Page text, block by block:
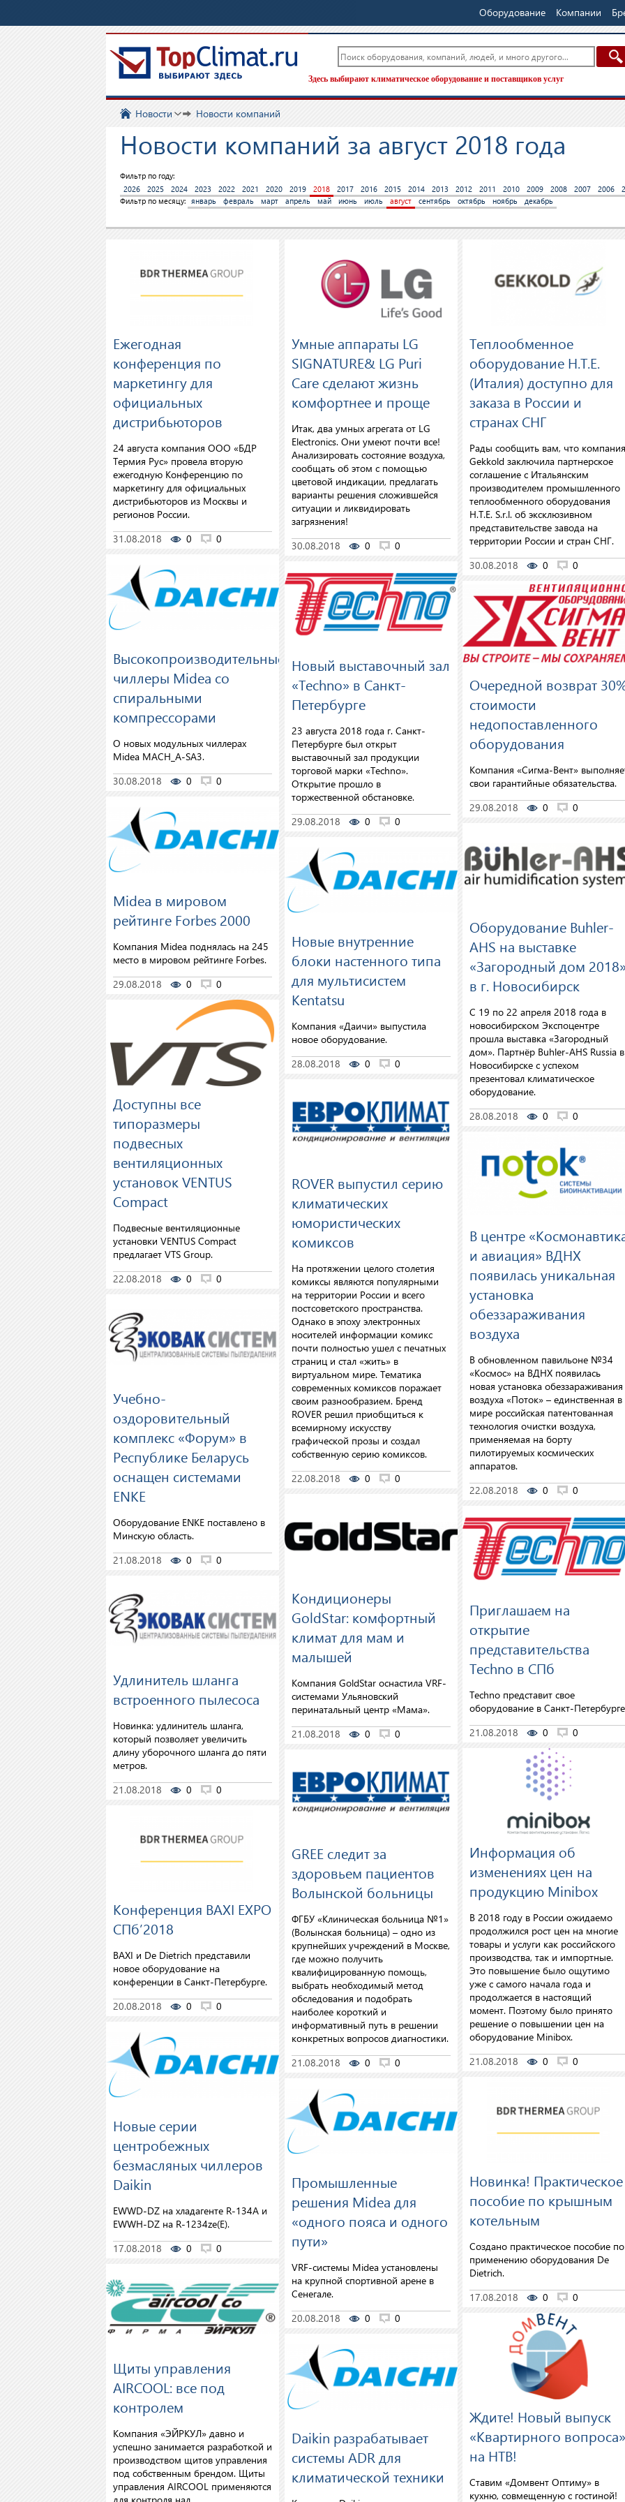
Оборудование Компании
Здесь выбирают климатическое оборудование и поставщиков услуг
Новости Новости компаний
Новости компаний за август 2018 года
Фильтр по году:
2026
2025 2024 2023 2022 2021 2020 2019 2018 2017 2016 2015 2014 2013 2012 2011 2010 2009 2008 2007 2006
Фильтр по месяцу:
январь февраль март апрель май июнь июль август сентябрь октябрь ноябрь декабрь
Ежегодная
конференция по
маркетингу для
официальных
дистрибьюторов
24 августа компания ООО «БДР
Термия Рус» провела вторую
ежегодную Конференцию по
маркетингу для официальных
дистрибьюторов из Москвы и
регионов России.
31.08.2018
0 0
Высокопроизводительные
чиллеры Midea со
спиральными
компрессорами
О новых модульных чиллерах
Midea MACH_A-SA3.
30.08.2018
0 0
Midea в мировом
рейтинге Forbes 2000
Компания Midea поднялась на 245
место в мировом рейтинге Forbes.
29.08.2018
0 0
Доступны все
типоразмеры
подвесных
вентиляционных
установок VENTUS
Compact
Подвесные вентиляционные
установки VENTUS Compact
предлагает VTS Group.
22.08.2018
0 0
Учебно-
оздоровительный
комплекс «Форум» в
Республике Беларусь
оснащен системами
ENKE
Оборудование ENKE поставлено в
Минскую область.
21.08.2018
0 0
Удлинитель шланга
встроенного пылесоса
Новинка: удлинитель шланга,
который позволяет увеличить
длину уборочного шланга до пяти
метров.
21.08.2018
0 0
Конференция BAXI EXPO
СПб’2018
BAXI и De Dietrich представили
новое оборудование на
конференции в Санкт-Петербурге.
20.08.2018
0 0
Новые серии
центробежных
безмасляных чиллеров
Daikin
EWWD-DZ на хладагенте R-134A и
EWWH-DZ на R-1234ze(E).
17.08.2018
0 0
Щиты управления
AIRCOOL: все под
контролем
Компания «ЭЙРКУЛ» давно и
успешно занимается разработкой и
производством щитов управления
под собственным брендом. Щиты
управления AIRCOOL применяются
Умные аппараты LG
SIGNATURE& LG Puri
Care сделают жизнь
комфортнее и проще
Итак, два умных агрегата от LG
Electronics. Они умеют почти все!
Анализировать состояние воздуха,
сообщать об этом с помощью
цветовой индикации, предлагать
варианты решения сложившейся
ситуации и ликвидировать
загрязнения!
30.08.2018
0 0
Новый выставочный зал
«Techno» в Санкт-
Петербурге
23 августа 2018 года г. Санкт-
Петербурге был открыт
выставочный зал продукции
торговой марки «Techno».
Открытие прошло в
торжественной обстановке.
29.08.2018
0 0
Новые внутренние
блоки настенного типа
для мультисистем
Kentatsu
Компания «Даичи» выпустила
новое оборудование.
28.08.2018
0 0
ROVER выпустил серию
климатических
юмористических
комиксов
На протяжении целого столетия
комиксы являются популярными
на территории России и всего
постсоветского пространства.
Однако в эпоху электронных
носителей информации комикс
почти полностью ушел с печатных
страниц и стал «жить» в
виртуальном мире. Тематика
современных комиксов поражает
своим разнообразием. Бренд
ROVER решил приобщиться к
всемирному искусству
графической прозы и создал
собственную серию комиксов.
22.08.2018
0 0
Кондиционеры
GoldStar: комфортный
климат для мам и
малышей
Компания GoldStar оснастила VRF-
системами Ульяновский
перинатальный центр «Мама».
21.08.2018
0 0
GREE следит за
здоровьем пациентов
Волынской больницы
ФГБУ «Клиническая больница №1»
(Волынская больница) – одно из
крупнейших учреждений в Москве,
где можно получить
квалифицированную помощь,
выбрать необходимый метод
обследования и подобрать
наиболее короткий и
информативный путь в решении
конкретных вопросов диагностики.
21.08.2018
0 0
Промышленные
решения Midea для
«одного пояса и одного
пути»
VRF-системы Midea установлены
на крупной спортивной арене в
Сенегале.
20.08.2018
0 0
Daikin разрабатывает
системы ADR для
климатической техники
Теплообменное
оборудование H.T.E.
(Италия) доступно для
заказа в России и
странах СНГ
Рады сообщить вам, что
Gekkold заключила партнерское
соглашение с Итальянским
производителем промышленного
теплообменного оборудования
H.T.E. S.r.l. об эксклюзивном
представительстве завода на
территории России и стран СНГ.
30.08.2018
0 0
Очередной возврат
стоимости
недопоставленного
оборудования
Компания «Сигма-Вент»
свои гарантийные обязательства.
29.08.2018
0 0
Оборудование Buhler-
AHS на выставке
«Загородный дом
в г. Новосибирск
С 19 по 22 апреля 2018 года в
новосибирском Экспоцентре
прошла выставка «Загородный
дом». Партнёр Buhler-AHS Russia в
Новосибирске с успехом
презентовал климатическое
оборудование.
28.08.2018
0 0
В центре
и авиация» ВДНХ
появилась уникальная
установка
обеззараживания
воздуха
В обновленном павильоне №34
«Космос» на ВДНХ появилась
новая установка обеззараживания
воздуха «Поток» – единственная в
мире российская патентованная
технология очистки воздуха,
применяемая на борту
пилотируемых космических
аппаратов.
22.08.2018
0 0
Приглашаем на
открытие
представительства
Techno в СПб
Techno представит свое
оборудование в Санкт-
21.08.2018
0 0
Информация об
изменениях цен на
продукцию Minibox
В 2018 году в России ожидаемо
продолжился рост цен на многие
товары и услуги как российского
производства, так и импортные.
Это повышение было ощутимо
уже с самого начала года и
продолжается в настоящий
момент. Поэтому было принято
решение о повышении цен на
оборудование Minibox.
21.08.2018
0 0
Новинка! Практическое
пособие по крышным
котельным
Создано практическое пособие по
применению оборудования De
Dietrich.
17.08.2018
0 0
Ждите! Новый выпуск
«Квартирного
на НТВ!
Ставим «Домвент Оптиму» в
кухню, совмещенную с гостиной!